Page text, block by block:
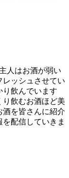
人はお酒が弱い
レッシュさせてい
り飲んでいます
り飲むお酒ほど美
を皆さんに紹介
配信していきま